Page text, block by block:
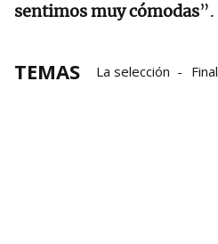
sentimos muy cómodas”.
TEMAS La selección Final